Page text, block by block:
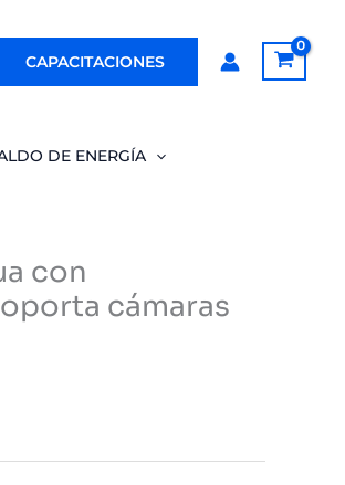
CAPACITACIONES
DE ENERGÍA
con
cámaras